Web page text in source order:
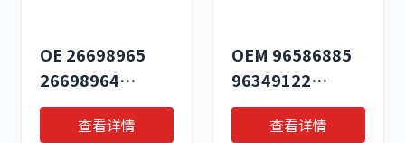
OE 26698965
26698964
90873217 Shock
Absorber for
查看详情
OEM 96586885
96349122
96586887 Front
Left Shock
查看详情